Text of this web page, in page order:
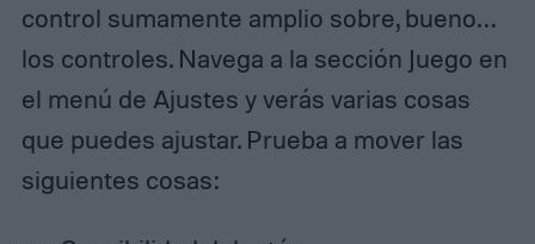
control sumamente amplio sobre, bueno…
los controles. Navega a la sección Juego en
el menú de Ajustes y verás varias cosas
que puedes ajustar. Prueba a mover las
siguientes cosas: